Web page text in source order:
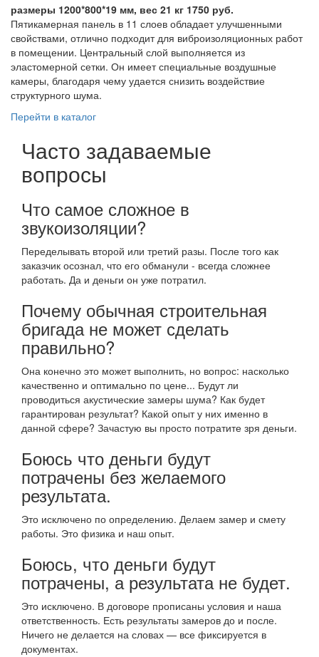
размеры 1200*800*19 мм, вес 21 кг 1750 руб.
Пятикамерная панель в 11 слоев обладает улучшенными
свойствами, отлично подходит для виброизоляционных работ
в помещении. Центральный слой выполняется из
эластомерной сетки. Он имеет специальные воздушные
камеры, благодаря чему удается снизить воздействие
структурного шума.
Перейти в каталог
Часто задаваемые
вопросы
Что самое сложное в
звукоизоляции?
Переделывать второй или третий разы. После того как
заказчик осознал, что его обманули - всегда сложнее
работать. Да и деньги он уже потратил.
Почему обычная строительная
бригада не может сделать
правильно?
Она конечно это может выполнить, но вопрос: насколько
качественно и оптимально по цене... Будут ли
проводиться акустические замеры шума? Как будет
гарантирован результат? Какой опыт у них именно в
данной сфере? Зачастую вы просто потратите зря деньги.
Боюсь что деньги будут
потрачены без желаемого
результата.
Это исключено по определению. Делаем замер и смету
работы. Это физика и наш опыт.
Боюсь, что деньги будут
потрачены, а результата не будет.
Это исключено. В договоре прописаны условия и наша
ответственность. Есть результаты замеров до и после.
Ничего не делается на словах — все фиксируется в
документах.